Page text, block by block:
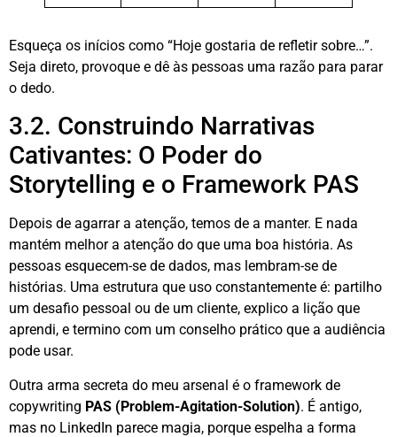
Esqueça os inícios como “Hoje gostaria de refletir sobre…”.
Seja direto, provoque e dê às pessoas uma razão para parar
o dedo.
3.2. Construindo Narrativas
Cativantes: O Poder do
Storytelling e o Framework PAS
Depois de agarrar a atenção, temos de a manter. E nada
mantém melhor a atenção do que uma boa história. As
pessoas esquecem-se de dados, mas lembram-se de
histórias. Uma estrutura que uso constantemente é: partilho
um desafio pessoal ou de um cliente, explico a lição que
aprendi, e termino com um conselho prático que a audiência
pode usar.
Outra arma secreta do meu arsenal é o framework de
copywriting PAS (Problem-Agitation-Solution). É antigo,
mas no LinkedIn parece magia, porque espelha a forma